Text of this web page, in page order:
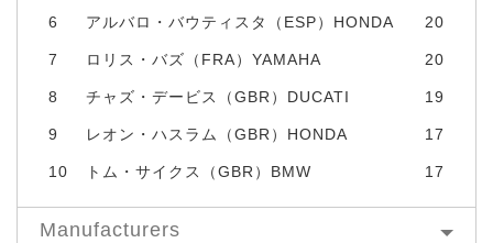
6 アルバロ・バウティスタ（ESP）HONDA 20
7 ロリス・バズ（FRA）YAMAHA 20
8 チャズ・デービス（GBR）DUCATI 19
9 レオン・ハスラム（GBR）HONDA 17
10 トム・サイクス（GBR）BMW 17
Manufacturers